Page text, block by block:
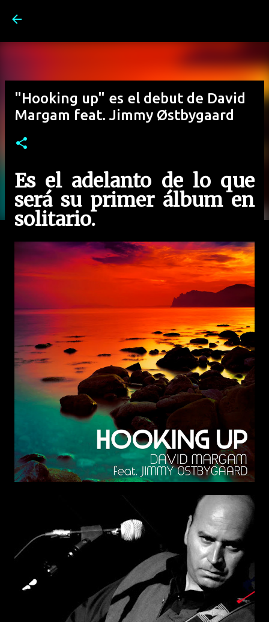
"Hooking up" es el debut de David
Margam feat. Jimmy Østbygaard
Es el adelanto de lo que
será su primer álbum en
solitario.